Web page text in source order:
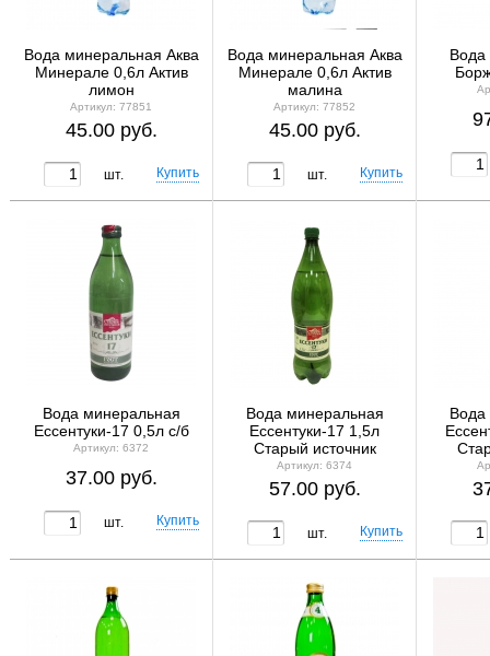
Вода минеральная Аква
Минерале 0,6л Актив
лимон
Артикул: 77851
45.00 руб.
шт.
Вода минеральная Аква
Минерале 0,6л Актив
малина
Артикул: 77852
45.00 руб.
шт.
Вода
Вода минеральная
Ессентуки-17 0,5л с/б
Артикул: 6372
37.00 руб.
шт.
Вода минеральная
Ессентуки-17 1,5л
Старый источник
Артикул: 6374
57.00 руб.
шт.
Вода